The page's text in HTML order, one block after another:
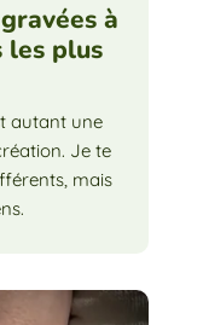
à
les plus
autant une
Je te
mais